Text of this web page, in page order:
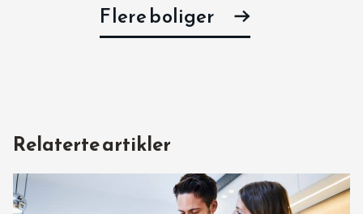
Flere boliger
Relaterte artikler